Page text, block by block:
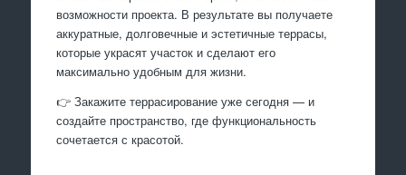
возможности проекта. В результате вы получаете
аккуратные, долговечные и эстетичные террасы,
которые украсят участок и сделают его
максимально удобным для жизни.
👉 Закажите террасирование уже сегодня — и
создайте пространство, где функциональность
сочетается с красотой.